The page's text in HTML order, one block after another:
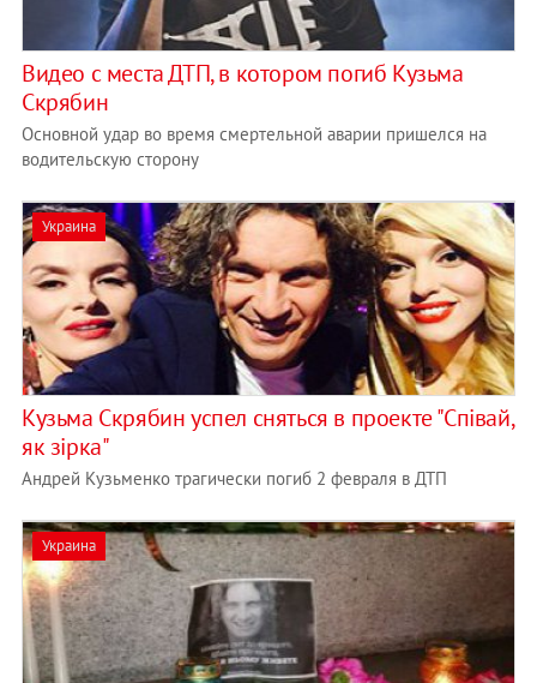
Видео с места ДТП, в котором погиб Кузьма
Скрябин
Основной удар во время смертельной аварии пришелся на
водительскую сторону
Украина
Кузьма Скрябин успел сняться в проекте "Співай,
як зірка"
Андрей Кузьменко трагически погиб 2 февраля в ДТП
Украина